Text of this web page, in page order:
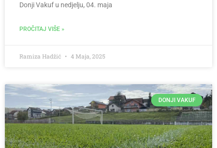
Donji Vakuf u nedjelju, 04. maja
PROČITAJ VIŠE »
Ramiza Hadžić 4 Maja, 2025
DONJI VAKUF